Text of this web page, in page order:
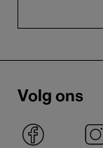
Volg ons